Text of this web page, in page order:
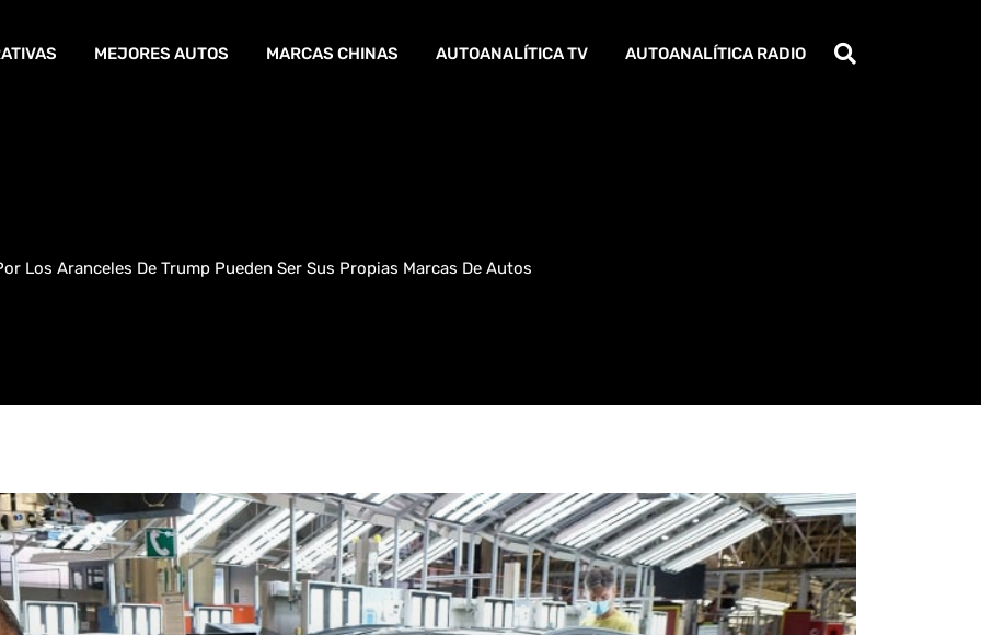
MEJORES AUTOS MARCAS CHINAS AUTOANALÍTICA TV AUTOANALÍTICA RADIO
Los Aranceles De Trump Pueden Ser Sus Propias Marcas De Autos